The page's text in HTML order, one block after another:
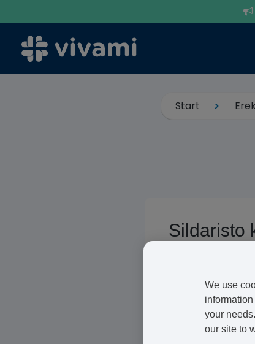
Start
Sildaristo
Impotenz). Die
Eine etwas
We use
your
our site to